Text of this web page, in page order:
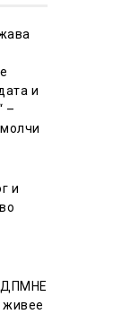
и
–
и
ДПМНЕ
живее